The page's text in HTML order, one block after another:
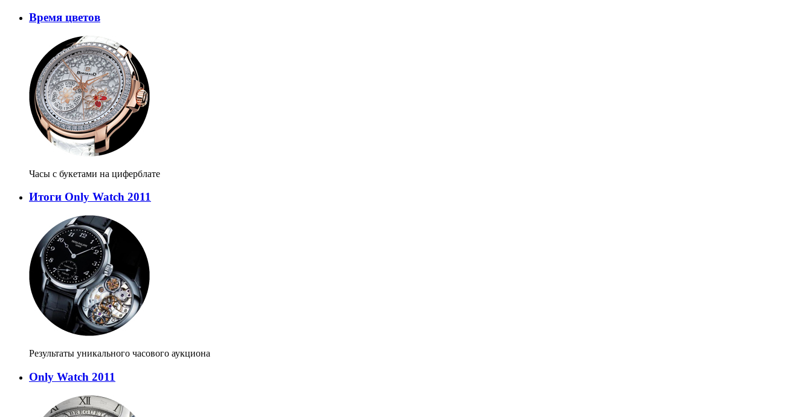
Время цветов
Часы с букетами на циферблате
Итоги Only Watch 2011
Результаты уникального часового аукциона
Only Watch 2011